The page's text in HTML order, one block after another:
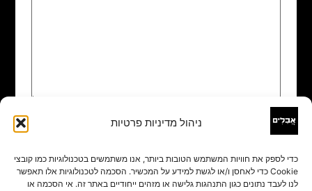
ניהול מדיניות פרטיות
כדי לספק את חוויות המשתמש הטובות ביותר, אנו משתמשים בטכנולוגיות כמו קובצי
Cookie כדי לאחסן ו/או לגשת למידע על המכשיר. הסכמה לטכנולוגיות אלו תאפשר
לנו לעבד נתונים כגון התנהגות גלישה או מזהים ייחודיים באתר זה. אי הסכמה או
שם
אימייל*